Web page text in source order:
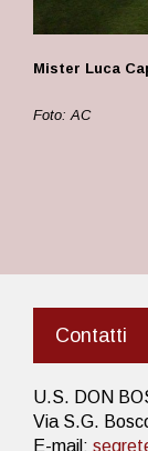
Mister Luca
Foto: AC
Contatti
U.S. DON
Via S.G.
E-mail: